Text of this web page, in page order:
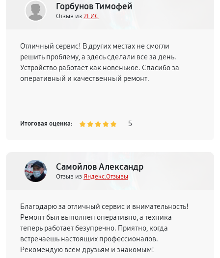
Горбунов Тимофей
Отзыв из 2ГИС
Отличный сервис! В других местах не смогли
решить проблему, а здесь сделали все за день.
Устройство работает как новенькое. Спасибо за
оперативный и качественный ремонт.
Итоговая оценка: 5
Самойлов Александр
Отзыв из Яндекс.Отзывы
Благодарю за отличный сервис и внимательность!
Ремонт был выполнен оперативно, а техника
теперь работает безупречно. Приятно, когда
встречаешь настоящих профессионалов.
Рекомендую всем друзьям и знакомым!